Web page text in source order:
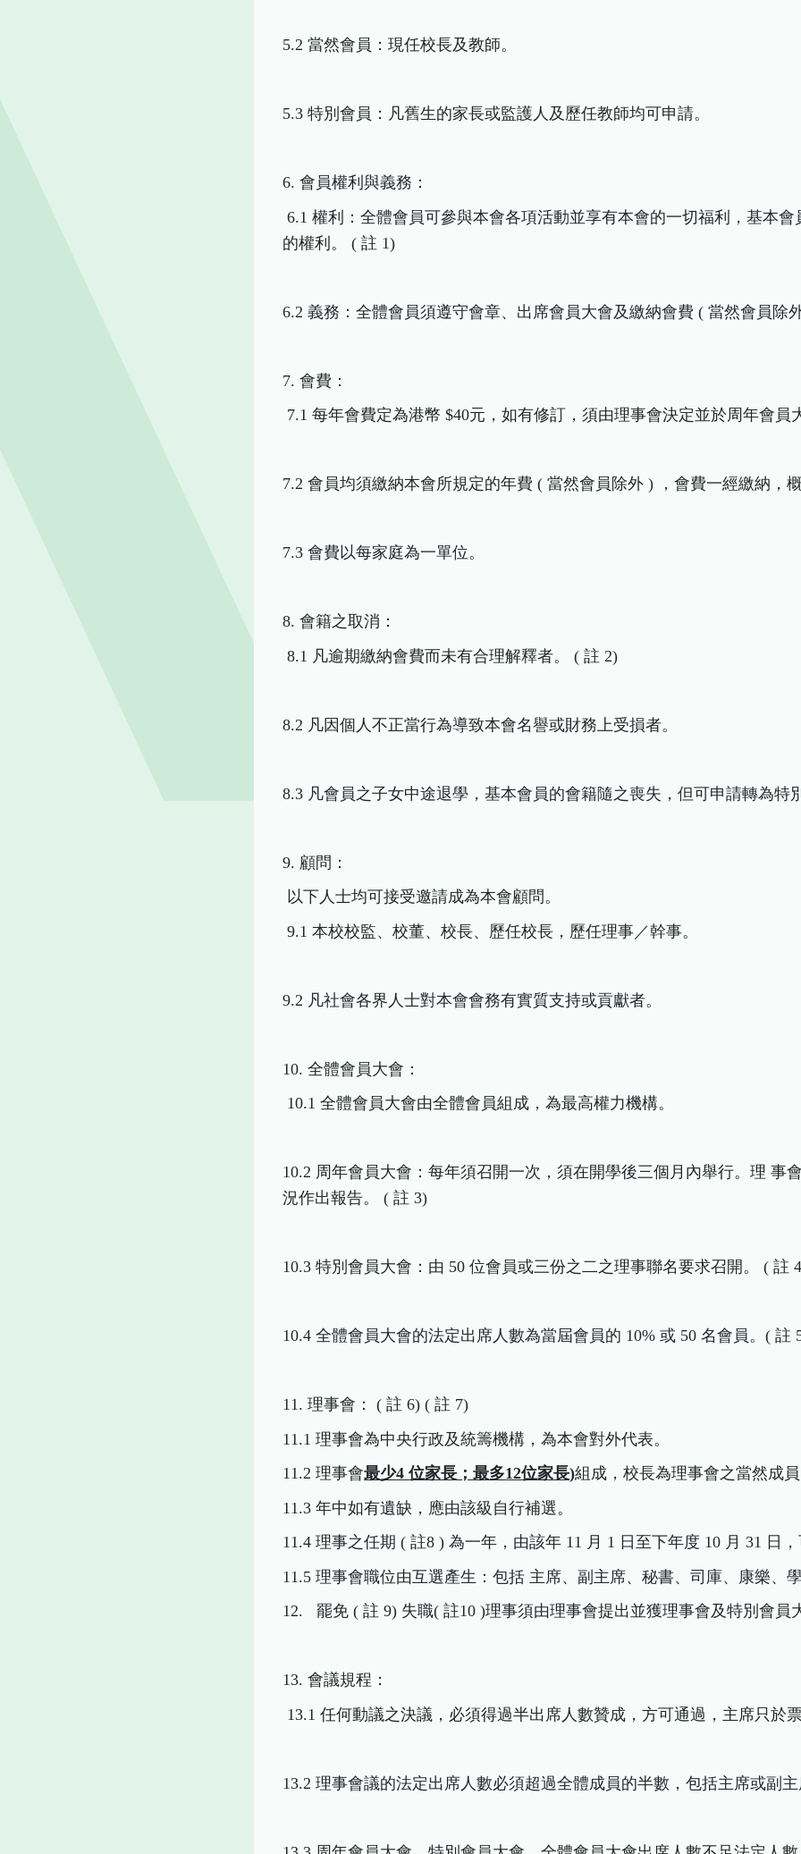
5.2 當然會員：現任校長及教師。
5.3 特別會員：凡舊生的家長或監護人及歷任教師均可申請。
6. 會員權利與義務：
6.1 權利：全體會員可參與本會各項活動並享有本會的一切福利，基本
的權利。 ( 註 1)
6.2 義務：全體會員須遵守會章、出席會員大會及繳納會費 ( 當然會員除
7. 會費：
7.1 每年會費定為港幣 $40元，如有修訂，須由理事會決定並於周年會員
7.2 會員均須繳納本會所規定的年費 ( 當然會員除外 ) ，會費一經繳納，
7.3 會費以每家庭為一單位。
8. 會籍之取消：
8.1 凡逾期繳納會費而未有合理解釋者。 ( 註 2)
8.2 凡因個人不正當行為導致本會名譽或財務上受損者。
8.3 凡會員之子女中途退學，基本會員的會籍隨之喪失，但可申請轉為特
9. 顧問：
以下人士均可接受邀請成為本會顧問。
9.1 本校校監、校董、校長、歷任校長，歷任理事／幹事。
9.2 凡社會各界人士對本會會務有實質支持或貢獻者。
10. 全體會員大會：
10.1 全體會員大會由全體會員組成，為最高權力機構。
10.2 周年會員大會：每年須召開一次，須在開學後三個月內舉行。理 事
況作出報告。 ( 註 3)
10.3 特別會員大會：由 50 位會員或三份之二之理事聯名要求召開。 ( 註
10.4 全體會員大會的法定出席人數為當屆會員的 10% 或 50 名會員。( 註
11. 理事會：(註 6) ( 註 7)
11.1 理事會為中央行政及統籌機構，為本會對外代表。
11.2 理事會最少4位家長；最多12位家長)組成，校長為理事會之當然成
11.3 年中如有遺缺，應由該級自行補選。
11.4 理事之任期 ( 註8 ) 為一年，由該年 11 月 1 日至下年度 10 月 31 日
11.5 理事會職位由互選產生：包括 主席、副主席、秘書、司庫、康樂、
12. 罷免 ( 註 9) 失職( 註10 )理事須由理事會提出並獲理事會及特別會員
13. 會議規程：
13.1 任何動議之決議，必須得過半出席人數贊成，方可通過，主席只於
13.2 理事會議的法定出席人數必須超過全體成員的半數，包括主席或副